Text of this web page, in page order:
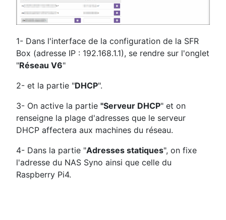
1- Dans l'interface de la configuration de la SFR
Box (adresse IP : 192.168.1.1), se rendre sur l'onglet
"Réseau V6"
2- et la partie "DHCP".
3- On active la partie "Serveur DHCP" et on
renseigne la plage d'adresses que le serveur
DHCP affectera aux machines du réseau.
4- Dans la partie "Adresses statiques", on fixe
l'adresse du NAS Syno ainsi que celle du
Raspberry Pi4.